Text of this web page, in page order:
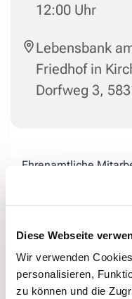
Diese Webseite
Wir verwenden
personalisieren,
zu können und die
12:00 Uhr
Lebensbank
Friedhof in
Dorfweg 3,
Ehrenamtliche
auf der
Gelegenheit,
Ihrer Trauer einen Ort
IhrHoffnungen für
geliebten Menschen.